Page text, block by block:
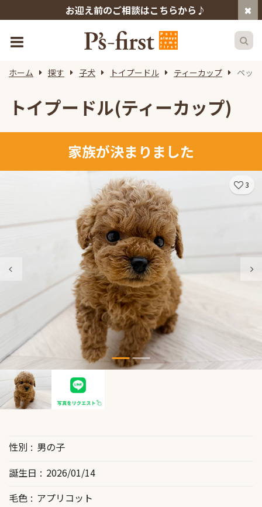
お迎え前のご相談はこちらから♪
ホーム 探す 子犬 トイプードル ティーカップ ペッ
トイプードル(ティーカップ)
家族が決まりました
3
性別
男の子
誕生日
2026/01/14
毛色
アプリコット